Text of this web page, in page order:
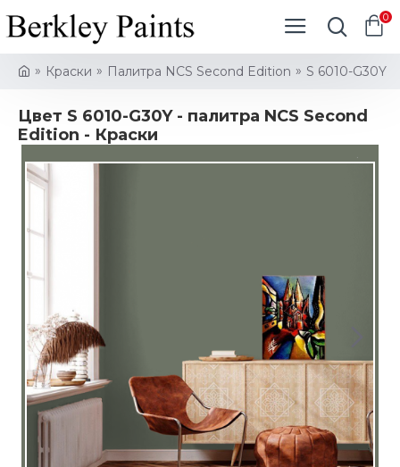
0
Краски Палитра NCS Second Edition S 6010-G30Y
Цвет S 6010-G30Y - палитра NCS Second
Edition - Краски